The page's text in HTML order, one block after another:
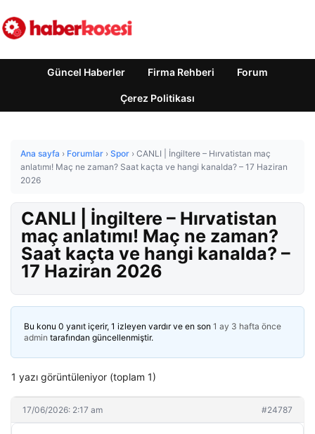
Güncel Haberler Firma Rehberi Forum
Çerez Politikası
Ana sayfa › Forumlar › Spor › CANLI | İngiltere – Hırvatistan maç
anlatımı! Maç ne zaman? Saat kaçta ve hangi kanalda? – 17 Haziran
2026
CANLI | İngiltere – Hırvatistan
maç anlatımı! Maç ne zaman?
Saat kaçta ve hangi kanalda? –
17 Haziran 2026
Bu konu 0 yanıt içerir, 1 izleyen vardır ve en son 1 ay 3 hafta önce
admin tarafından güncellenmiştir.
1 yazı görüntüleniyor (toplam 1)
17/06/2026: 2:17 am #24787